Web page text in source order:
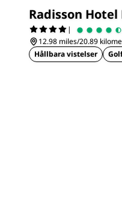
Radisson
|
12.98 miles/20.89
Hållbara vistelser